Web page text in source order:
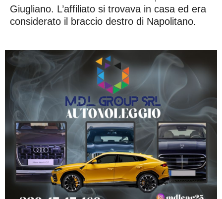
Giugliano. L’affiliato si trovava in casa ed era
considerato il braccio destro di Napolitano.